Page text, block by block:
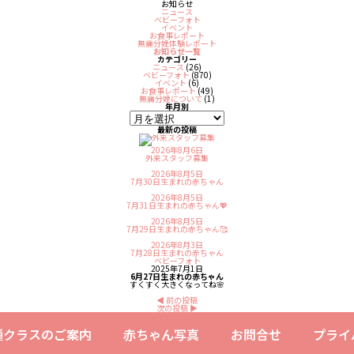
お知らせ
ニュース
ベビーフォト
イベント
お食事レポート
無痛分娩体験レポート
お知らせ一覧
カテゴリー
ニュース(26)
ベビーフォト (870)
イベント (6)
お食事レポート(49)
無痛分娩について (1)
年月別
最新の投稿
2026年8月6日
外来スタッフ募集
2026年8月5日
7月30日生まれの赤ちゃん
2026年8月5日
7月31日生まれの赤ちゃん💖
2026年8月5日
7月29日生まれの赤ちゃん🥰
2026年8月3日
7月28日生まれの赤ちゃん
ベビーフォト
2025年7月1日
6月27日生まれの赤ちゃん
すくすく大きくなってね🌸
◀︎ 前の投稿
次の投稿 ▶︎
ラスのご案内 赤ちゃん写真 お問合せ プラ